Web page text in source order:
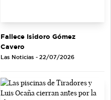
Fallece Isidoro Gómez
Cavero
Las Noticias - 22/07/2026